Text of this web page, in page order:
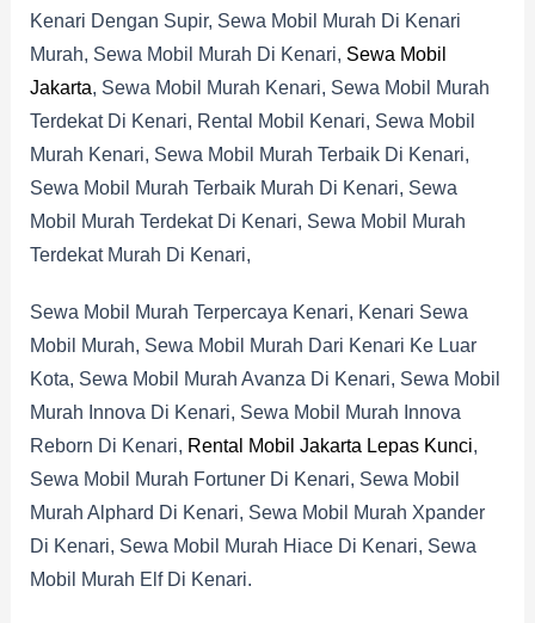
Kenari Dengan Supir, Sewa Mobil Murah Di Kenari
Murah, Sewa Mobil Murah Di Kenari, Sewa Mobil
Jakarta, Sewa Mobil Murah Kenari, Sewa Mobil Murah
Terdekat Di Kenari, Rental Mobil Kenari, Sewa Mobil
Murah Kenari, Sewa Mobil Murah Terbaik Di Kenari,
Sewa Mobil Murah Terbaik Murah Di Kenari, Sewa
Mobil Murah Terdekat Di Kenari, Sewa Mobil Murah
Terdekat Murah Di Kenari,
Sewa Mobil Murah Terpercaya Kenari, Kenari Sewa
Mobil Murah, Sewa Mobil Murah Dari Kenari Ke Luar
Kota, Sewa Mobil Murah Avanza Di Kenari, Sewa Mobil
Murah Innova Di Kenari, Sewa Mobil Murah Innova
Reborn Di Kenari, Rental Mobil Jakarta Lepas Kunci,
Sewa Mobil Murah Fortuner Di Kenari, Sewa Mobil
Murah Alphard Di Kenari, Sewa Mobil Murah Xpander
Di Kenari, Sewa Mobil Murah Hiace Di Kenari, Sewa
Mobil Murah Elf Di Kenari.